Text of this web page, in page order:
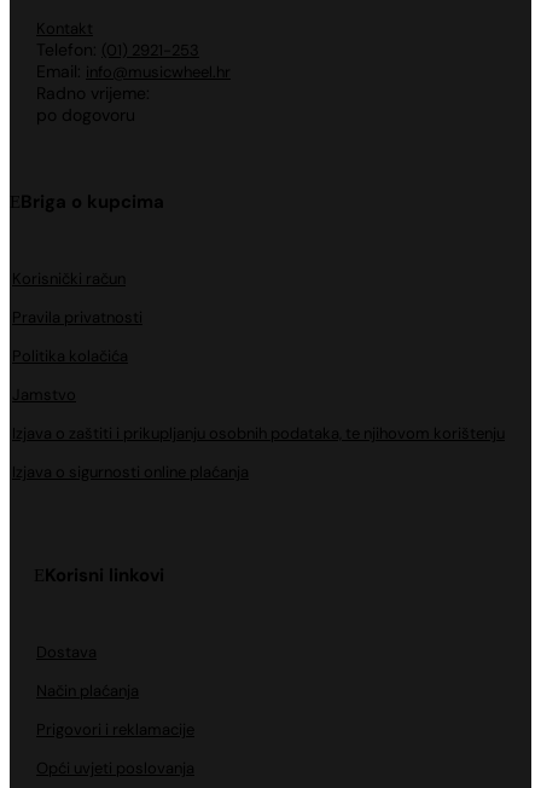
Kontakt
Telefon: (01) 2921-253
Email: info@musicwheel.hr
Radno vrijeme:
po dogovoru
Briga o kupcima
Korisnički račun
Pravila privatnosti
Politika kolačića
Jamstvo
Izjava o zaštiti i prikupljanju osobnih podataka, te njihovom korištenju
Izjava o sigurnosti online plaćanja
Korisni linkovi
Dostava
Način plaćanja
Prigovori i reklamacije
Opći uvjeti poslovanja